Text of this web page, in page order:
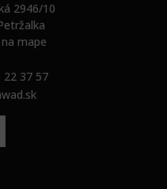
2946/10
mape
22 37 57